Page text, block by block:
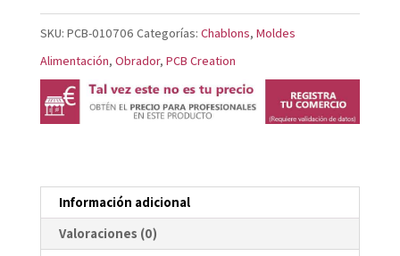
PLANTILLA
117
GRABADOS
CM,
DIÁMETRO
2,7
SKU: PCB-010706 Categorías: Chablons, Moldes
Alimentación, Obrador, PCB Creation
Información adicional
Valoraciones (0)